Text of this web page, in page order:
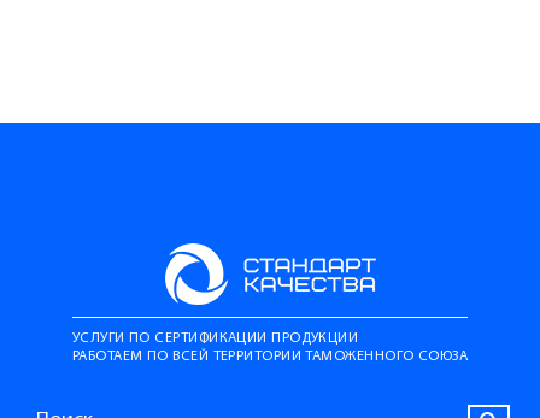
УСЛУГИ ПО СЕРТИФИКАЦИИ ПРОДУКЦИИ
РАБОТАЕМ ПО ВСЕЙ ТЕРРИТОРИИ ТАМОЖЕННОГО СОЮЗА